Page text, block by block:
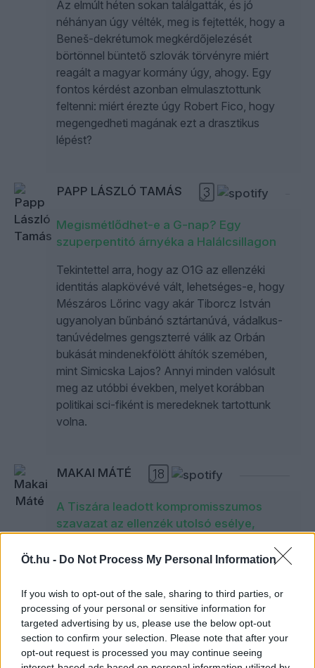
Öt.hu - Do Not Process My Personal Information
If you wish to opt-out of the sale, sharing to third parties, or
processing of your personal or sensitive information for
targeted advertising by us, please use the below opt-out
section to confirm your selection. Please note that after your
opt-out request is processed you may continue seeing
Az elmúlt héten sokan találgatták, és jó
néhányan úgy vélték, meg is fejtették, hogy a
Beneš-dekrétumok megkérdőjelezését
börtönnel büntető szlovák törvényre miért
reagált a magyar kormány úgy, ahogy. Egy
fontos kérdést azonban elmulasztottunk
feltenni: miért érezte úgy Robert Fico, hogy
megengedheti magának ezt a drasztikus
lépést?
PAPP LÁSZLÓ TAMÁS 3
Megismétlődhet-e a G-nap? Egy
szuperpentitó árnyéka a Halálcsillagon
Tekintettel arra, hogy az O1G az ellenzéki
identitás alapkövévé vált, lehetséges-e, hogy
Mészáros Lőrinc vagy akár Tiborcz István
ugyanolyan bűnbánó sztártanúvá, vádalkus-
tanúvédelmes gengszterré válik az Orbán
bukását mindenekfölött áhítók szemében,
mint Simicska Lajos? Annyi minden valósult
meg az utóbbi években, melyet korábban
politikai sci-fiként is meredeknek tartottunk
volna.
MAKAI MÁTÉ 18
A Tiszára leadott kompromisszumos
szavazat az ellenzék utolsó esélye,
közügyekbe?
és politikai sikere azon áll vagy bukik, hogy
létrejött-e már az a kritikus tömeg, melyben
megfogalmazódott az akarat a rendszer
leváltására.